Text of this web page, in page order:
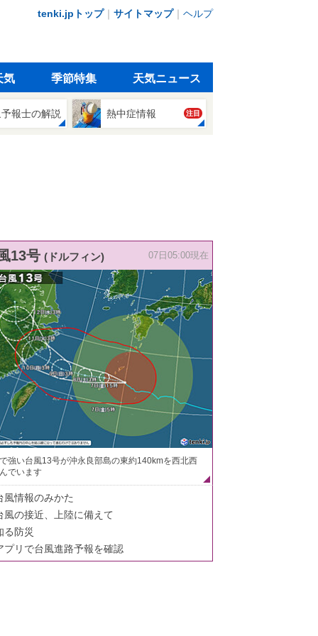
tenki.jpトップ｜ サイトマップ｜ ヘルプ
気 季節特集 天気ニュース
報士の解説 熱中症情報 注目
13号 (ドルフィン) 07日05:00現在
強い台風13号が沖永良部島の東約140kmを西北西
でいます
風情報のみかた
風の接近、上陸に備えて
る防災
プリで台風進路予報を確認